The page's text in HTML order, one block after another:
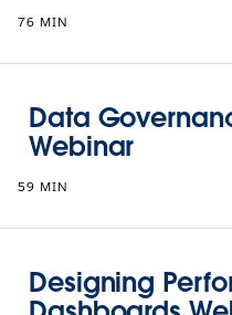
76 MIN
Data
Webinar
59 MIN
Designing